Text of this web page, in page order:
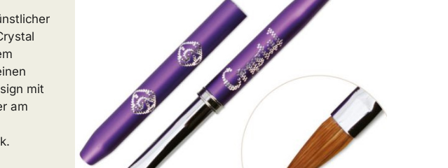
mit
am